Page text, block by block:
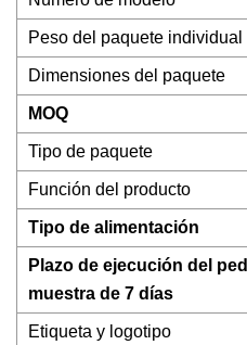
Peso del paquete individual
Dimensiones del paquete
MOQ
Tipo de paquete
Función del producto
Tipo de alimentación
Plazo de ejecución del
muestra de 7 días
Etiqueta y logotipo